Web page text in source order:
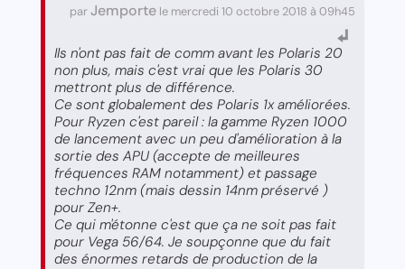
parJemporte le mercredi 10 octobre 2018 à 09h45
Ils n'ont pas fait de comm avant les Polaris 20
non plus, mais c'est vrai que les Polaris 30
mettront plus de différence.
Ce sont globalement des Polaris 1x améliorées.
Pour Ryzen c'est pareil : la gamme Ryzen 1000
de lancement avec un peu d'amélioration à la
sortie des APU (accepte de meilleures
fréquences RAM notamment) et passage
techno 12nm (mais dessin 14nm préservé )
pour Zen+.
Ce qui m'étonne c'est que ça ne soit pas fait
pour Vega 56/64. Je soupçonne que du fait
des énormes retards de production de la